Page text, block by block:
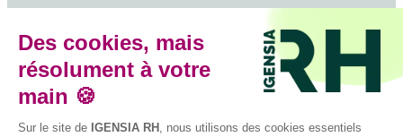
Suivez-nous sur les réseaux sociaux
Facebook Instagram
LinkedIn
YouTube
TikTok
© 2026 IGENSIA RH,